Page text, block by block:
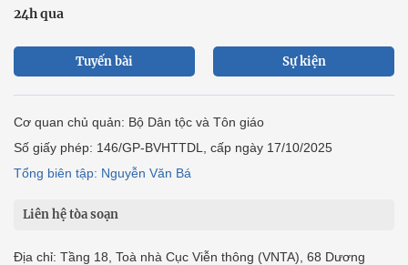
24h qua
Tuyến bài Sự kiện
Cơ quan chủ quản: Bộ Dân tộc và Tôn giáo
Số giấy phép: 146/GP-BVHTTDL, cấp ngày 17/10/2025
Tổng biên tập: Nguyễn Văn Bá
Liên hệ tòa soạn
Địa chỉ: Tầng 18, Toà nhà Cục Viễn thông (VNTA), 68 Dương